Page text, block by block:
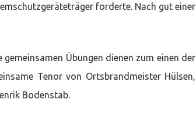
forderte. Nach gut einer
Übungen dienen zum einen der
Tenor von Ortsbrandmeister Hülsen,
Bodenstab.